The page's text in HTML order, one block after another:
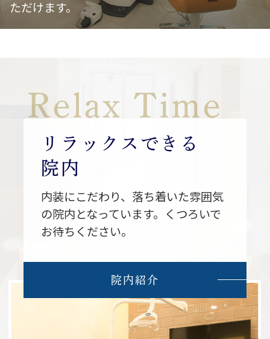
19時のペアチケット4枚
8月29日（土）
ファジアーノ岡山 試合
『名古屋グランパス 〜グランパス
君とグランパコちゃんと写真撮影会
『豪華景品くじ引き』
名古屋グランパスの“サイン入りグッズ)
や様々なグッズを準備しており、ハズレ
はございません。
『スーパーボールすくい』
『ボール投げ』
うまく穴にボールが入れば景品ゲット
ただけます。
Relax Time
リラックスできる
院内
内装にこだわり、落ち着いた雰囲気
の院内となっています。くつろいで
お待ちください。
院内紹介